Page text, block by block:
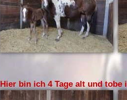
Hier bin ich 4 Tage alt und tobe